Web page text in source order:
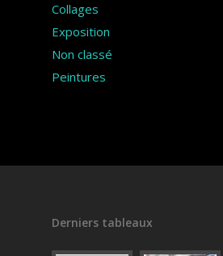
Collages
Exposition
Non classé
Peintures
Derniers tableaux